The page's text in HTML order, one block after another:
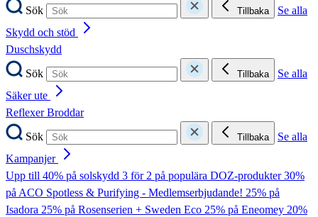
Sök Tillbaka
Se alla
Skydd och stöd
Duschskydd
Sök
Tillbaka
Se alla
Säker ute
ReflexerBroddar
Sök
Tillbaka
Se alla
Kampanjer
Upp till 40% på solskydd 3 för 2 på populära DOZ-produkter30%
på ACO Spotless & Purifying - Medlemserbjudande! 25% på
Isadora 25% på Rosenserien + Sweden Eco 25% på Eneomey 20%